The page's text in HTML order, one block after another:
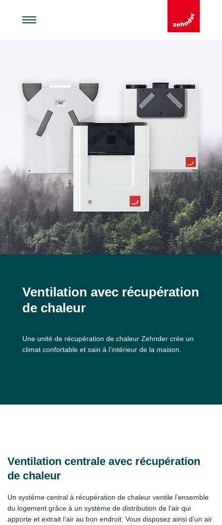
Ventilation avec récupération
de chaleur
Une unité de récupération de chaleur Zehnder crée un
climat confortable et sain à l’intérieur de la maison.
Ventilation centrale avec récupération
de chaleur
Un système central à récupération de chaleur ventile l’ensemble
du logement grâce à un système de distribution de l’air qui
apporte et extrait l’air au bon endroit. Vous disposez ainsi d’un air